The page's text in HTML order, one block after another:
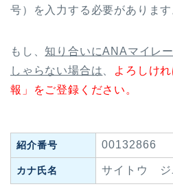
号）を入力する必要があります
もし、知り合いにANAマイレ
しゃらない場合は
よろしけ
報」をご登録ください。
紹介番号 00132866
カナ氏名 サイトウ ジ